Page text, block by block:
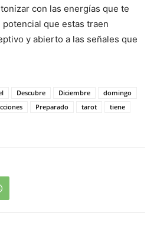
con las energías que te
que estas traen
y abierto a las señales que
Descubre Diciembre
domingo
Preparado tarot
tiene